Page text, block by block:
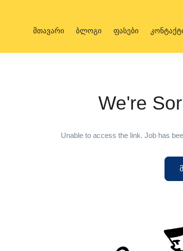
მთავარი ბლოგი ფასები
We're
Unable to access the link. Job has